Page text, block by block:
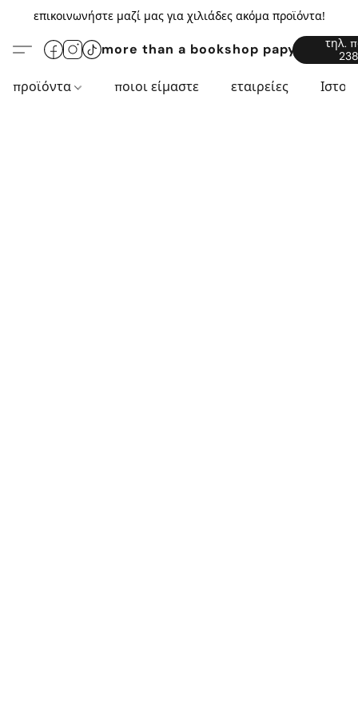
επικοινωνήστε μαζί μας για χιλιάδες ακόμα προϊόντα!
more than a bookshop
τηλ.
προϊόντα ποιοι είμαστε εταιρείες